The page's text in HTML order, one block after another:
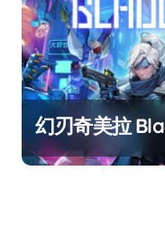
幻刃奇美拉